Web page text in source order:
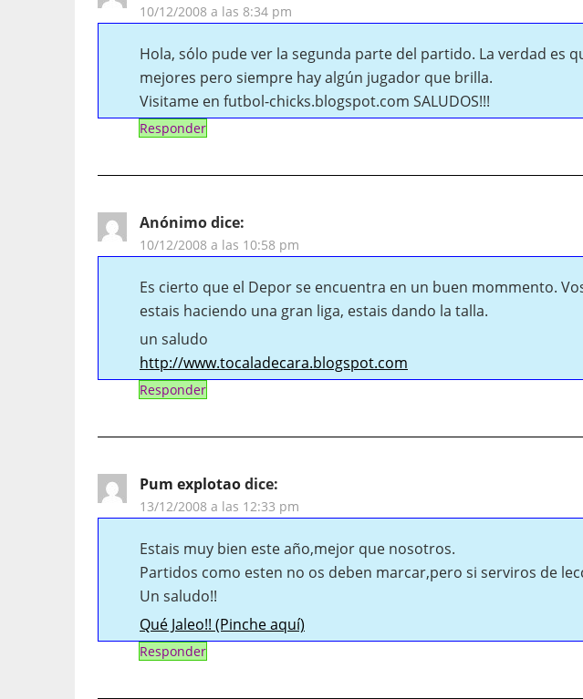
10/12/2008 a las 8:34 pm
Hola, sólo pude ver la segunda parte del partido. La verdad es
mejores pero siempre hay algún jugador que brilla.
Visitame en futbol-chicks.blogspot.com SALUDOS!!!
Responder
Anónimodice:
10/12/2008 a las 10:58 pm
Es cierto que el Depor se encuentra en un buen mommento.
estais haciendo una gran liga, estais dando la talla.
un saludo
http://www.tocaladecara.blogspot.com
Responder
Pum explotaodice:
13/12/2008 a las 12:33 pm
Estais muy bien este año,mejor que nosotros.
Partidos como esten no os deben marcar,pero si serviros de
Un saludo!!
Qué Jaleo!! (Pinche aquí)
Responder